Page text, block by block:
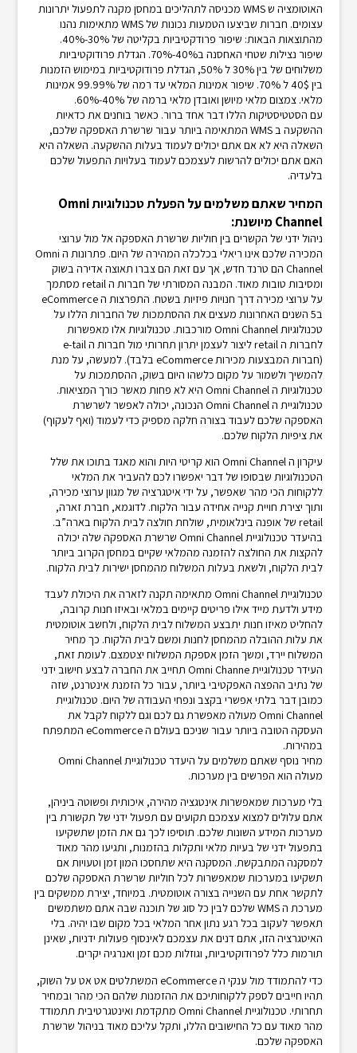
האוטומציה ש WMS מכניסה לתהליכים במחסן מקנה לתפעול יתרונות
עצומים. חברות שביצעו הטמעות נכונות של WMS מתאימות נהנו
מהתוצאות הבאות: שיפור פרודקטיביות בקליטה של 30%-40%.
שיפור נצילות שטחי האחסנה ב40%-70%. הגדלת פרודוקטיביות
משלוחים של בין 30% ל 50%, הגדלת פרודוקטיביות במימוש הזמנות
בין 40$ ל 70%. שיפור אמינות המלאי עד רמה של 99.99% אמינות
מלאי. צמצום מלאי מיושן ואובדן מלאי ברמה של 40%-60%.
עם הסטטיסטיקות הללו דבר אחד ברור. כאשר בוחנים את כדאיות
ההשקעה ב WMS המתאימה ביותר עבור שרשרת האספקה שלכם,
השאלה היא לא אם אתם יכולים לעמוד בעלות ההשקעה. השאלה היא
האם אתם יכולים להרשות לעצמכם לעמוד בעלויות התפעול שלכם
בלעדיה.
המחיר שאתם משלמים על הפעלת טכנולוגיות Omni
Channel מיושנת:
ניהול ידני של הקשרים בין חוליות שרשרת האספקה אל מול ערוצי
המכירה שלכם אינו ריאלי בכלכלה המהירה של היום. פתרונות ה Omni
Channel הם טרנד חדש, אך עם זאת הם צברו תאוצה אדירה בשוק
ומסיבות טובות מאוד. המבנה המסורתי של חברות ה retail מסתמך
על ערוצי מכירה דרך חנויות פיזיות בשטח. התפרצות ה eCommerce
ב5 השנים האחרונות מעצים את ההסתמכות של החברות הללו על
טכנולוגיות Omni Channel מורכבות. טכנולוגיות אלו מאפשרות
לחברות ה retail ליצור לעצמן יתרון תחרותי מול חברות ה e-tail
(חברות המבצעות מכירות eCommerce בלבד). למעשה, על מנת
להמשיך ולשמור על מקום כלשהו היום בשוק, ההסתמכות על
טכנולוגיות ה Omni Channel היא לא פחות מאשר כורך המציאות.
טכנולוגיית ה Omni Channel הנכונה, יכולה לאפשר לשרשרת
האספקה שלכם לעבוד בצורה חלקה מספיק כדי לעמוד (ואף לעקוף)
את ציפיות הלקוח שלכם.
עיקרון ה Omni Channel הוא קריטי היות והוא מאגד בתוכו את שלל
הטכנולוגיות שבסופו של דבר יאפשרו לכם להעביר את המלאי
ללקוחות הכי מהר שאפשר, על ידי איטגרציה של מגוון ערוצי מכירה,
ותוך יצירת חויית קנייה אחידה עבור הלקוח. לדוגמא, חברת זארה,
retail של אופנה בינלאומית, שולחת חולצה לבית הלקוח בארה”ב.
בהיעדר טכנולוגיית Omni Channel שרשרת האספקה שלה יכולה
להקצות את החולצה להזמנה מהמלאי שקיים במחסן הקרוב ביותר
לבית הלקוח, ולשאת בעלות המשלוח מהמחסן ישירות לבית הלקוח.
טכנולוגיית Omni Channel מתאימה תקנה לזארה את היכולת לעבד
מידע ולדעת מייד אילו פריטים קיימים במלאי ובאיזו חנות קרובה,
להחליט מאיזו חנות יתבצע המשלוח לבית הלקוח, ולחשב אוטומטית
את עלות ההובלה מהמחסן לחנות ומשם לבית הלקוח. כך מחיר
המשלוח יירד, ומשך הזמן אספקת המשלוח יצטמצם. לעומת זאת,
העידר טכנולוגיית Omni Channe תחייב את החברה לבצע חישוב ידני
של נתיב ההפצה האפקטיבי ביותר, עבור כל הזמנת אינטרנט, שזה
כמובן דבר בלתי אפשרי בקצב ונפחי העבודה של היום. טכנולוגיית
Omni Channel מעולה מאפשרת גם לכם וגם ללקוח לקבל את
העסקה הטובה ביותר עבור שניכם בעולם ה eCommerce המתפתח
במהירות.
מחיר נוסף שאתם משלמים על היעדר טכנולוגיית Omni Channel
מעולה הוא הפרשים בין מערכות.
בלי מערכות שמאפשרות אינטגציה מהירה, איכותית ופשוטה ביניהן,
אתם עלולים למצוא עצמכם תקועים עם תפעול ידני של תקשורת בין
מערכות המידע השונות שלכם. תוסיפו לכך גם את הזמן שתשקיעו
בתפעול ידני של בעיות מלאי ותקלות בהזמנות, ותגיעו מהר מאוד
למסקנה המתבקשת. המסקנה היא שתחסכו המון זמן וטעויות אם
תשקיעו במערכות שמאפשרות לכל חוליות שרשרת האספקה שלכם
לתקשר אחת עם השנייה בצורה אוטומטית. במיוחד, יצירת ממשקים בין
מערכת ה WMS שלכם לבין כל סוג של תוכנה שבה אתם משתמשים
תאפשר לעקוב בכל רגע נתון אחר המלאי בכל מקום שבו יהיה. בלי
האיטגרציה הזו, אתם דנים את עצמכם לאינסוף פעולות ידניות, שאינן
תורמות כלל לפרודוקטיביות, וגוזלות מכם זמן ואנרגיה יקרים.
כדי להתמודד מול ענקי ה eCommerce המשתלטים אט אט על השוק,
תהיו חייבים לספק ללקוחותיכם את ההזמנות שלהם הכי מהר ובמחיר
תחרותי. טכנולוגיית Omni Channel מתקדמת ואינטגרטיבית תתמודד
מהר מאוד עם כל החישובים הללו, ותקל עליכם מאוד בניהול שרשרת
האספקה שלכם.